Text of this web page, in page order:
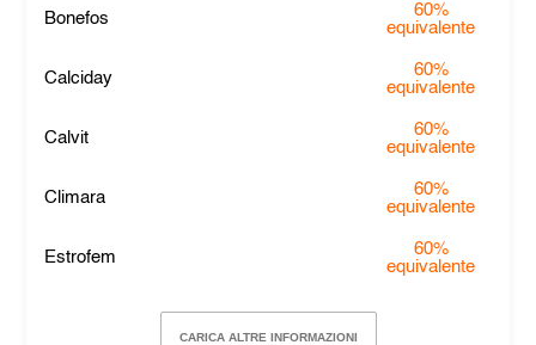
Bonefos
60%
equivalente
Calciday
60%
equivalente
Calvit
60%
equivalente
Climara
60%
equivalente
Estrofem
60%
equivalente
CARICA ALTRE INFORMAZIONI